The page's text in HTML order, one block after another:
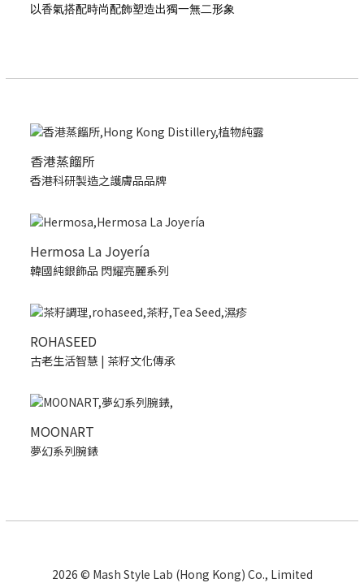
以香氣搭配時尚配飾塑造出獨一無二形象
香港蒸餾所
香港科研製造之護膚品品牌
Hermosa La Joyería
韓國純銀飾品 閃耀亮麗系列
ROHASEED
古老生活智慧 | 茶籽文化傳承
MOONART
夢幻系列腕錶
2026 © Mash Style Lab (Hong Kong) Co., Limited